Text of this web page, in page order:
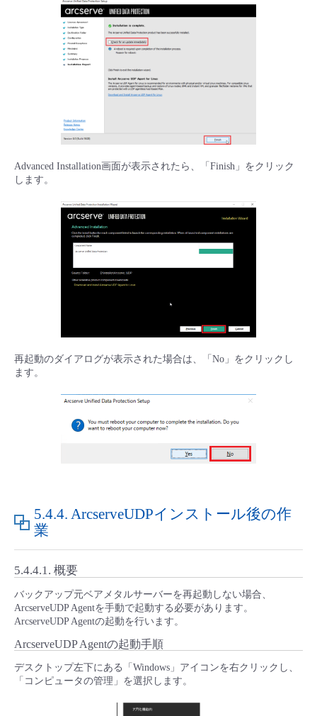
Advanced Installation画面が表示されたら、「Finish」をクリック
します。
再起動のダイアログが表示された場合は、「No」をクリックし
ます。
5.4.4. ArcserveUDPインストール後の作
業
5.4.4.1. 概要
バックアップ元ベアメタルサーバーを再起動しない場合、
ArcserveUDP Agentを手動で起動する必要があります。
ArcserveUDP Agentの起動を行います。
ArcserveUDP Agentの起動手順
デスクトップ左下にある「Windows」アイコンを右クリックし、
「コンピュータの管理」を選択します。